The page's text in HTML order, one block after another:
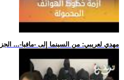
.. مهدي لعريبي: من السينما إلى -مافيا-...